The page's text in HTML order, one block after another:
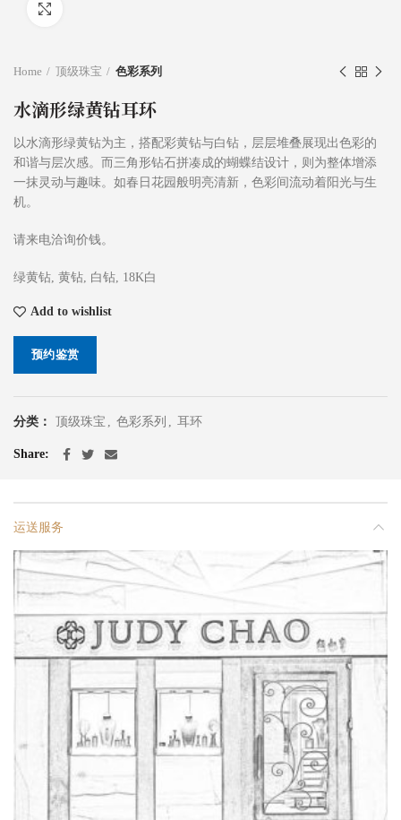
Home 顶级珠宝 色彩系列
水滴形绿黄钻耳环
以水滴形绿黄钻为主，搭配彩黄钻与白钻，层层堆叠展现出色彩的
和谐与层次感。而三角形钻石拼凑成的蝴蝶结设计，则为整体增添
一抹灵动与趣味。如春日花园般明亮清新，色彩间流动着阳光与生
机。
请来电洽询价钱。
绿黄钻, 黄钻, 白钻, 18K白
Add to wishlist
预约鉴赏
分类： 顶级珠宝 , 色彩系列 , 耳环
Share
运送服务